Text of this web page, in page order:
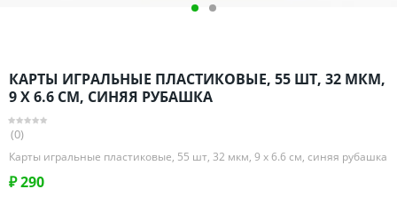
Саратовская область
Свердловская область
Ставропольский край
Тамбовская область
КАРТЫ ИГРАЛЬНЫЕ ПЛАСТИКОВЫЕ, 55 ШТ, 32 МКМ,
9 Х 6.6 СМ, СИНЯЯ РУБАШКА
(0)
Карты игральные пластиковые, 55 шт, 32 мкм, 9 х 6.6 см, синяя рубашка
₽290